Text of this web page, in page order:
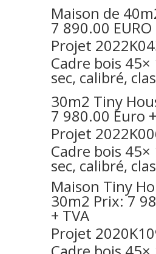
Maison de
7 890.00 EURO
Projet
Cadre bois
sec, calibré,
30m2 Tiny
7 980.00 Euro
Projet
Cadre bois
sec, calibré,
Maison Tiny
30m2 Prix: 7
+ TVA
Projet